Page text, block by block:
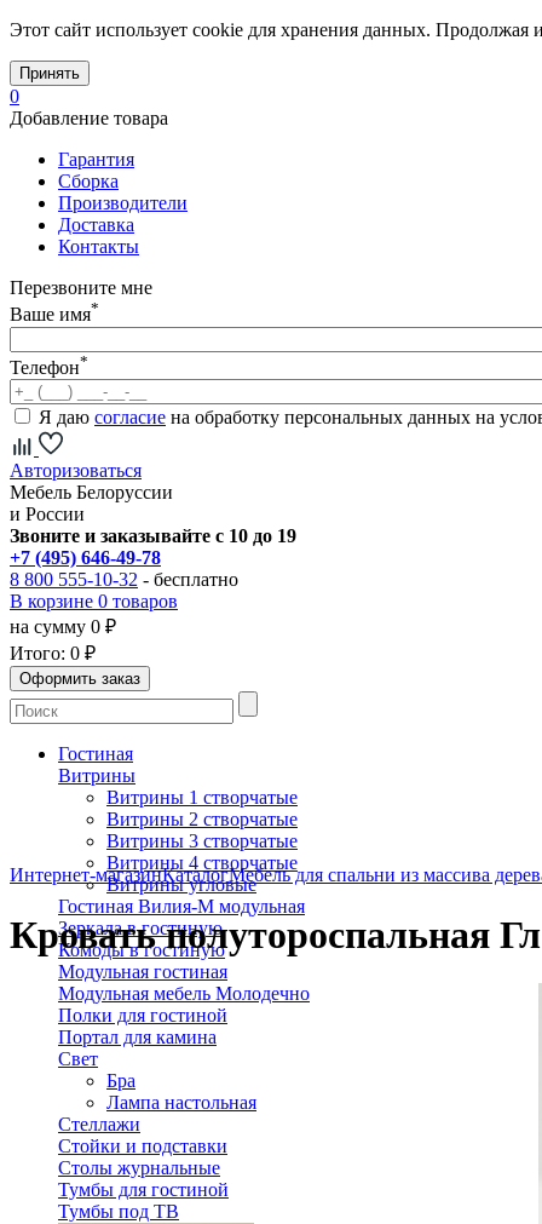
Этот сайт использует cookie для хранения данных. Продолжая
Принять
0
Добавление товара
Гарантия
Сборка
Производители
Доставка
Контакты
Перезвоните мне
Ваше имя*
Телефон*
Я даю согласие на обработку персональных данных на
Авторизоваться
Мебель Белоруссии
и России
Звоните и заказывайте с 10 до 19
+7 (495) 646-49-78
8 800 555-10-32 - бесплатно
В корзине 0 товаров
на сумму 0 ₽
Итого: 0 ₽
Гостиная
Витрины
Витрины 1 створчатые
Витрины 2 створчатые
Витрины 3 створчатые
Витрины 4 створчатые
Витрины угловые
Гостиная Вилия-М модульная
Зеркала в гостиную
Комоды в гостиную
Модульная гостиная
Модульная мебель Молодечно
Полки для гостиной
Портал для камина
Свет
Бра
Лампа настольная
Стеллажи
Стойки и подставки
Столы журнальные
Тумбы для гостиной
Тумбы под ТВ
Интернет-магазинКаталогМебель для спальни из массива
Кровать полутороспальная